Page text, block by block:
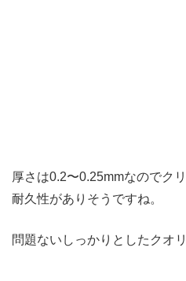
厚さは0.2〜0.25mmなのでク
耐久性がありそうですね。
問題ないしっかりとしたクオ